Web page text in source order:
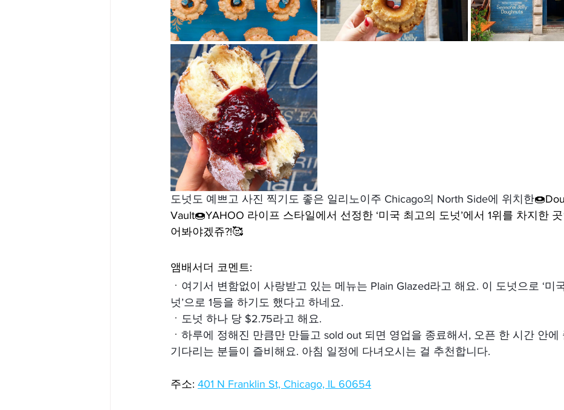
Cambridge-맛집/여행지 Campton-맛집/여행지 Campton-맛집/여행지 Cascade Locks-맛집/
Centerport-맛집/여행지
도넛도 예쁘고 사진 찍기도 좋은 일리노이주 Chicago의 North Side에 위치한
Vault🍩YAHOO 라이프 스타일에서 선정한 ‘미국 최고의 도넛’에서 1위를 차지한
어봐야겠쥬?!🥰
앰배서더 코멘트:
ㆍ 여기서 변함없이 사랑받고 있는 메뉴는 Plain Glazed라고 해요. 이 도넛으로 ‘미
넛’으로 1등을 하기도 했다고 하네요.
ㆍ 도넛 하나 당 $2.75라고 해요.
ㆍ 하루에 정해진 만큼만 만들고 sold out 되면 영업을 종료해서, 오픈 한 시간 안에
기다리는 분들이 즐비해요. 아침 일정에 다녀오시는 걸 추천합니다.
주소: 401 N Franklin St, Chicago, IL 60654